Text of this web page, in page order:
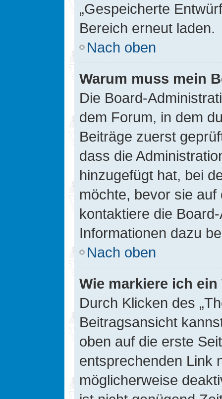
„Gespeicherte
Bereich erneut laden.
Nach oben
Warum muss mein
Die Board-
dem Forum, in dem
Beiträge zuerst
dass die
hinzugefügt hat, bei
möchte, bevor sie
kontaktiere die
Informationen dazu
Nach oben
Wie markiere ich
Durch Klicken des
Beitragsansicht
oben auf die erste
entsprechenden Link
möglicherweise